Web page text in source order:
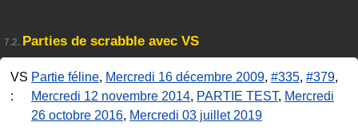
7.2. Parties de scrabble avec VS
VS
:
Partie féline, Mercredi 16 décembre 2009, #335, #379,
Mercredi 12 novembre 2014, PARTIE TEST, Mercredi
26 octobre 2016, Mercredi 03 juillet 2019